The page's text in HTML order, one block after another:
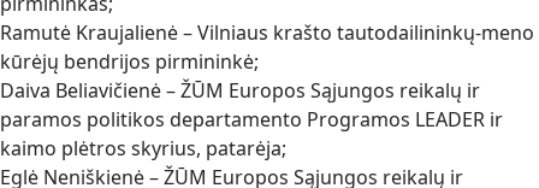
Ramutė Kraujalienė – Vilniaus krašto tautodailininkų-meno
kūrėjų bendrijos pirmininkė;
Daiva Beliavičienė – ŽŪM Europos Sąjungos reikalų ir
paramos politikos departamento Programos LEADER ir
kaimo plėtros skyrius, patarėja;
Eglė Neniškienė – ŽŪM Europos Sąjungos reikalų ir